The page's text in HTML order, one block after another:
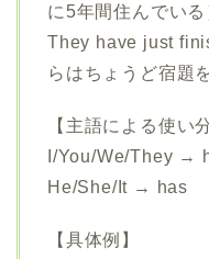
に5年間住んでいる
They have just
らはちょうど宿題
【主語による使い
I/You/We/They →
He/She/It → has
【具体例】